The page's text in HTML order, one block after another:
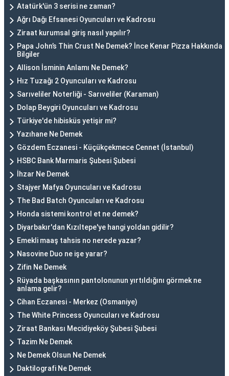
Atatürk'ün 3 serisi ne zaman?
Ağrı Dağı Efsanesi Oyuncuları ve Kadrosu
Ziraat kurumsal giriş nasıl yapılır?
Papa John’s Thin Crust Ne Demek? İnce Kenar Pizza Hakkında
Bilgiler
Allison İsminin Anlamı Ne Demek?
Hız Tuzağı 2 Oyuncuları ve Kadrosu
Sarıveliler Noterliği - Sarıveliler (Karaman)
Dolap Beygiri Oyuncuları ve Kadrosu
Türkiye'de hibisküs yetişir mi?
Yazıhane Ne Demek
Gözdem Eczanesi - Küçükçekmece Cennet (İstanbul)
HSBC Bank Marmaris Şubesi Şubesi
İhzar Ne Demek
Stajyer Mafya Oyuncuları ve Kadrosu
The Bad Batch Oyuncuları ve Kadrosu
Honda sistemi kontrol et ne demek?
Diyarbakır'dan Kızıltepe'ye hangi yoldan gidilir?
Emekli maaş tahsis no nerede yazar?
Nasovine Duo ne işe yarar?
Zifin Ne Demek
Rüyada başkasının pantolonunun yırtıldığını görmek ne
anlama gelir?
Cihan Eczanesi - Merkez (Osmaniye)
The White Princess Oyuncuları ve Kadrosu
Ziraat Bankası Mecidiyeköy Şubesi Şubesi
Tazim Ne Demek
Ne Demek Olsun Ne Demek
Daktilografi Ne Demek